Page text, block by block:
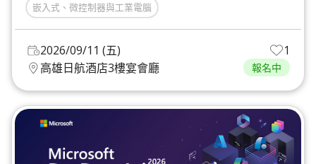
嵌入式、微控制器與工業電腦
2026/09/11 (五)
1
高雄日航酒店3樓宴會廳
報名中